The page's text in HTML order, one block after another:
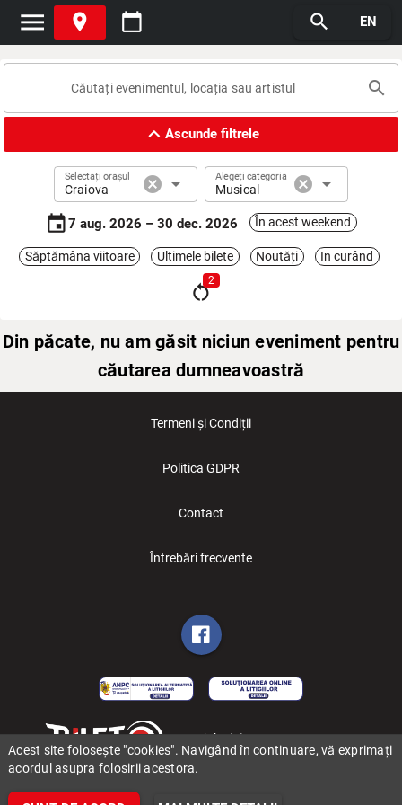
menu place calendar_today search EN
search
expand_lessAscunde filtrele
Selectați orașul
Craiova cancel arrow_drop_down Alegeți categoria
Musical cancel arrow_drop_down
event7 aug. 2026 – 30 dec. 2026 În acest weekend
Săptămâna viitoare Ultimele bilete Noutăți In curând
restart_alt
2
Din păcate, nu am găsit niciun eveniment pentru
căutarea dumneavoastră
Termeni și Condiții
Politica GDPR
Contact
Întrebări frecvente
Copyright (C) 2006-2026 BILET.ro
Acest site folosește "cookies". Navigând în continuare, vă exprimați
acordul asupra folosirii acestora.